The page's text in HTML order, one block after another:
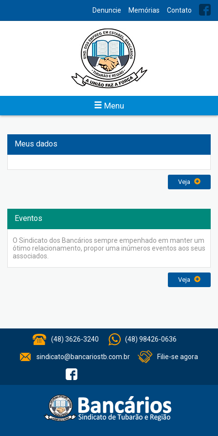
Denuncie Memórias Contato
Menu
Um sindicato atuante, bem estruturado, é a demonstração
clara de uma categoria bem organizada e unida, fortalecida
para os conflitos naturais que se estabelecem na relação entre
Meus dados
Veja
Eventos
O Sindicato dos Bancários sempre empenhado em manter um
ótimo relacionamento, propor uma inúmeros eventos aos seus
associados.
Veja
(48) 3626-3240 (48) 98426-0636
sindicato@bancariostb.com.br Filie-se agora